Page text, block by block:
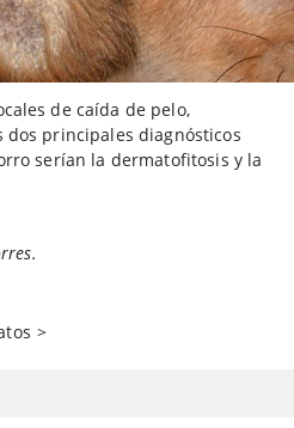
de caída de pelo,
dos principales diagnósticos
serían la dermatofitosis y la
>